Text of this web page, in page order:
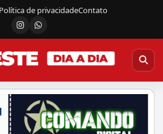
Política de privacidadeContato
InstagramCanal do WhatsApp